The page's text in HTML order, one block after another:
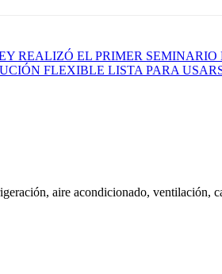
REALIZÓ EL PRIMER SEMINARIO
FLEXIBLE LISTA PARA
aire acondicionado, ventilación,